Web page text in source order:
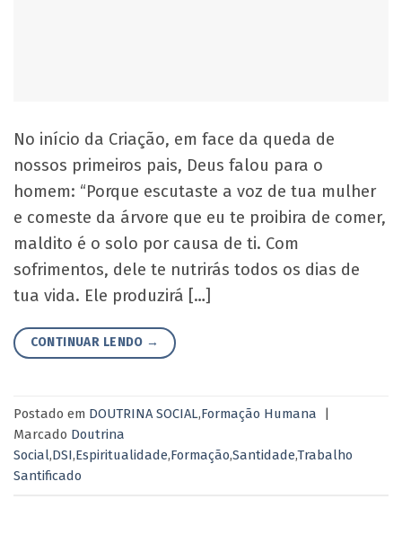
No início da Criação, em face da queda de
nossos primeiros pais, Deus falou para o
homem: “Porque escutaste a voz de tua mulher
e comeste da árvore que eu te proibira de comer,
maldito é o solo por causa de ti. Com
sofrimentos, dele te nutrirás todos os dias de
tua vida. Ele produzirá […]
CONTINUAR LENDO →
Postado em DOUTRINA SOCIAL,Formação Humana
|
Marcado Doutrina
Social,DSI,Espiritualidade,Formação,Santidade,Trabalho
Santificado